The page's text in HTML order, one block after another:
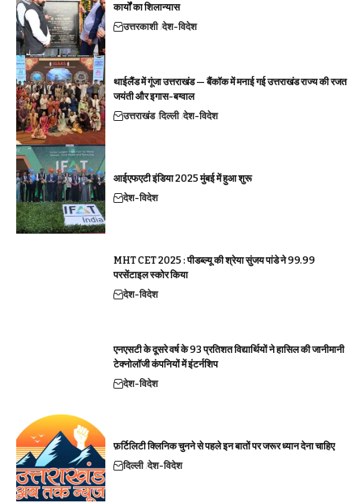
कार्यों का शिलान्यास
उत्तरकाशी देश-विदेश
थाईलैंड में गूंजा उत्तराखंड — बैंकॉक में मनाई गई उत्तराखंड राज्य की रजत
जयंती और इगास-बग्वाल
उत्तराखंड दिल्ली देश-विदेश
आईएफएटी इंडिया 2025 मुंबई में हुआ शुरू
देश-विदेश
MHT CET 2025 : पीडब्ल्यू की श्रेया सुंजय पांडे ने 99.99
परसेंटाइल स्कोर किया
देश-विदेश
एनएसटी के दूसरे वर्ष के 93 प्रतिशत विद्यार्थियों ने हासिल की जानीमानी
टेक्नोलॉजी कंपनियों में इंटर्नशिप
देश-विदेश
फ़र्टिलिटी क्लिनिक चुनने से पहले इन बातों पर जरूर ध्यान देना चाहिए
दिल्ली देश-विदेश